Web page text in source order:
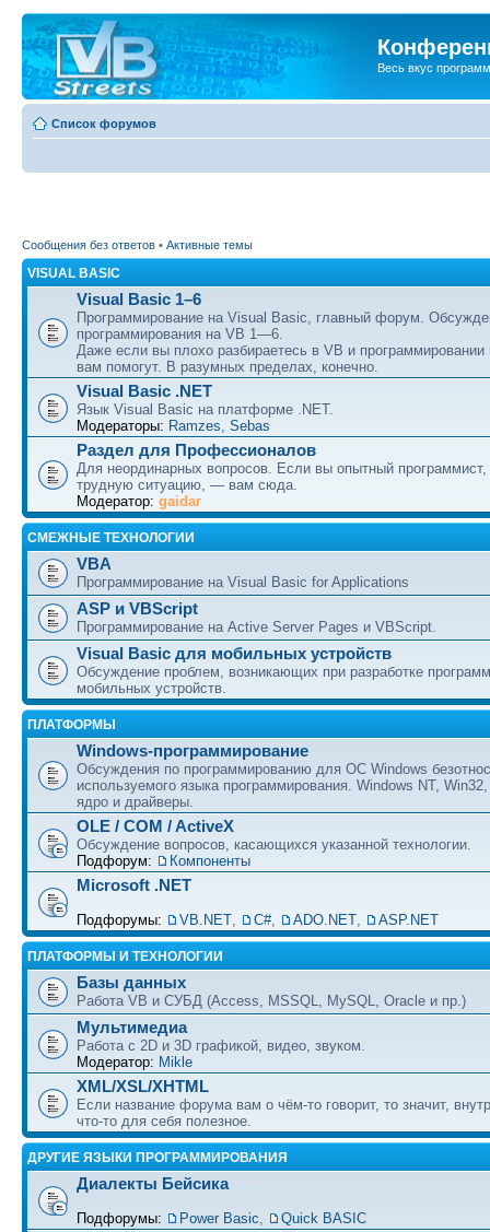
Весь вкус
Список форумов
Сообщения без ответов • Активные темы
VISUAL BASIC
Visual Basic 1–6
Программирование на Visual Basic, главный форум.
программирования на VB 1—6.
Даже если вы плохо разбираетесь в VB и
вам помогут. В разумных пределах, конечно.
Visual Basic .NET
Язык Visual Basic на платформе .NET.
Модераторы: Ramzes, Sebas
Раздел для Профессионалов
Для неординарных вопросов. Если вы опытный
трудную ситуацию, — вам сюда.
Модератор: gaidar
СМЕЖНЫЕ ТЕХНОЛОГИИ
VBA
Программирование на Visual Basic for Applications
ASP и VBScript
Программирование на Active Server Pages и VBScript.
Visual Basic для мобильных устройств
Обсуждение проблем, возникающих при разработке
мобильных устройств.
ПЛАТФОРМЫ
Windows-программирование
Обсуждения по программированию для ОС Windows
используемого языка программирования. Windows NT,
ядро и драйверы.
OLE / COM / ActiveX
Обсуждение вопросов, касающихся указанной технологии.
Подфорум:
Компоненты
Microsoft .NET
Подфорумы: VB.NET, C#, ADO.NET, ASP.NET
ПЛАТФОРМЫ И ТЕХНОЛОГИИ
Базы данных
Работа VB и СУБД (Access, MSSQL, MySQL, Oracle и пр.)
Мультимедиа
Работа с 2D и 3D графикой, видео, звуком.
Модератор: Mikle
XML/XSL/XHTML
Если название форума вам о чём-то говорит, то значит,
что-то для себя полезное.
ДРУГИЕ ЯЗЫКИ ПРОГРАММИРОВАНИЯ
Диалекты Бейсика
Подфорумы: Power Basic, Quick BASIC